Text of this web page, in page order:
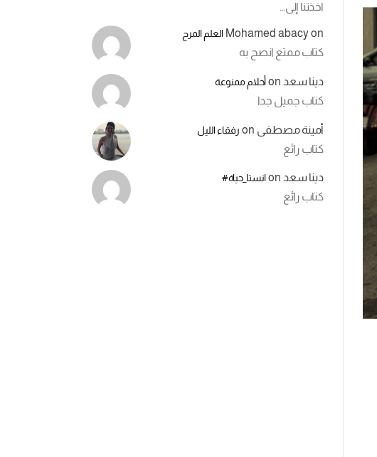
اخذتنا إلى…
Mohamed abacyon العلم المرح
كتاب ممتع انصح به
دينا سعد onأحلام ممنوعة
كتاب جميل جدا
أمينة مصطفى on رفقاء الليل
كتاب رائع
دينا سعد onانستا_حياة#
كتاب رائع